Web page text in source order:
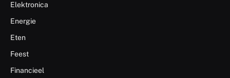
Elektronica
Energie
Eten
Feest
Financieel